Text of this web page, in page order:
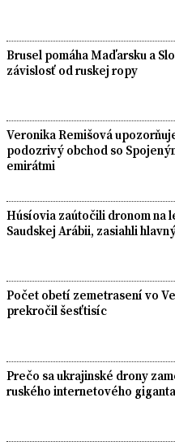
Brusel pomáha Maďarsku a
závislosť od ruskej ropy
Veronika Remišová
podozrivý obchod so
emirátmi
Húsíovia zaútočili dronom na
Saudskej Arábii, zasiahli
Počet obetí zemetrasení vo
prekročil šesťtisíc
Prečo sa ukrajinské drony
ruského internetového